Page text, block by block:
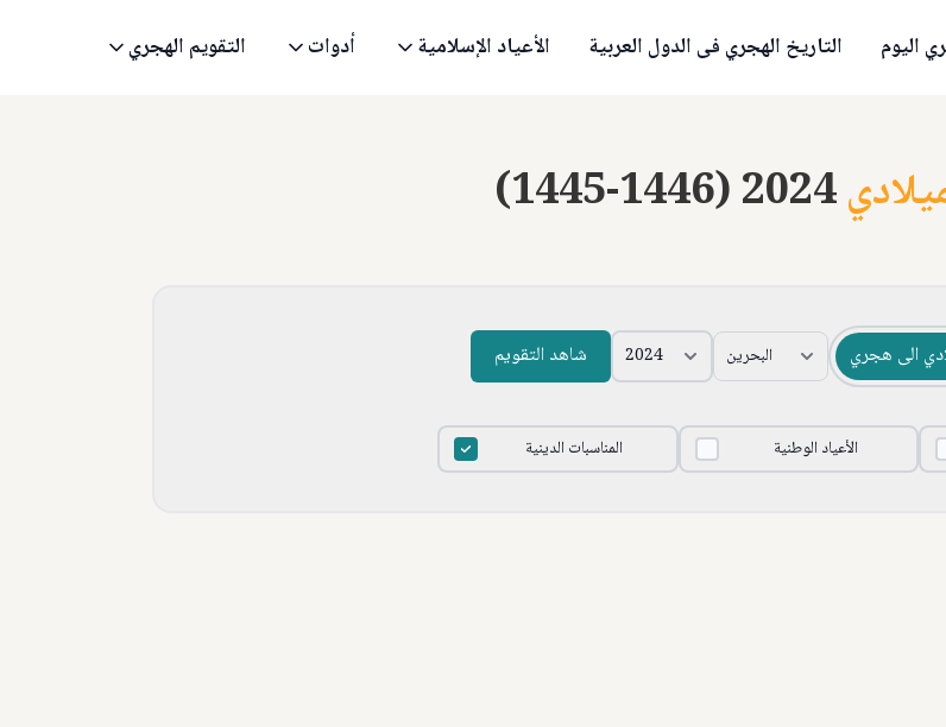
اليوم التاريخ الهجري فى الدول العربية الأعياد الإسلامية أدوات التقويم الهجري
(1445-1446) 2024
شاهد التقويم الى هجري
المناسبات الدينية الأعياد الوطنية